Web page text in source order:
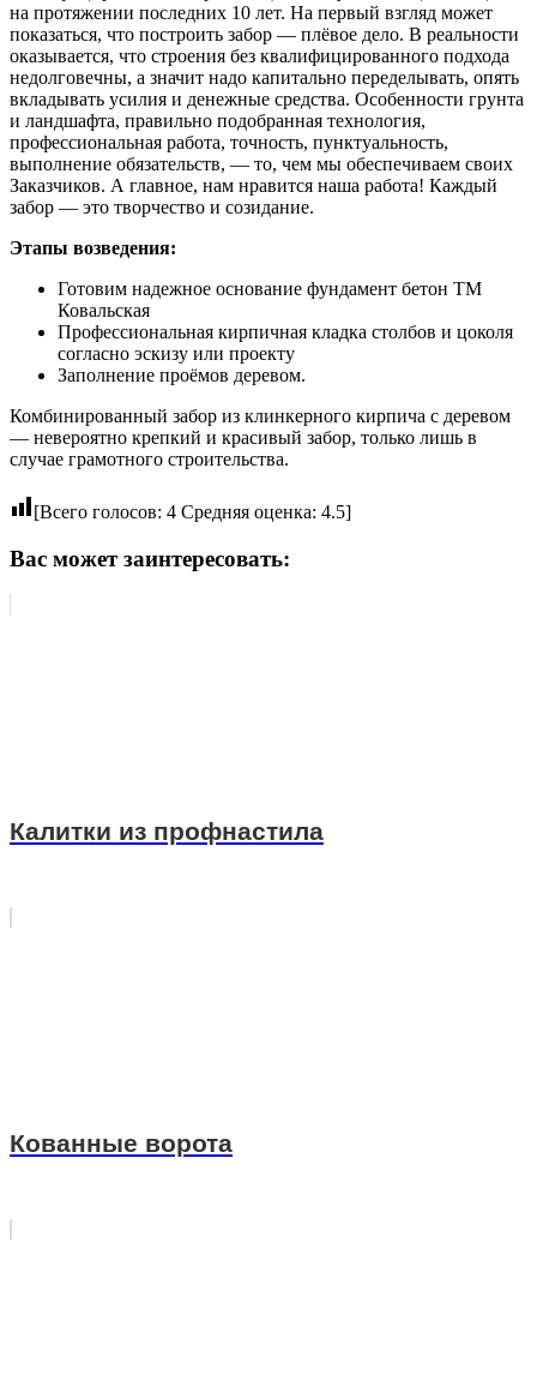
на протяжении последних 10 лет. На первый взгляд может
показаться, что построить забор — плёвое дело. В реальности
оказывается, что строения без квалифицированного подхода
недолговечны, а значит надо капитально переделывать, опять
вкладывать усилия и денежные средства. Особенности грунта
и ландшафта, правильно подобранная технология,
профессиональная работа, точность, пунктуальность,
выполнение обязательств, — то, чем мы обеспечиваем своих
Заказчиков. А главное, нам нравится наша работа! Каждый
забор — это творчество и созидание.
Этапы возведения:
Готовим надежное основание фундамент бетон ТМ
Ковальская
Профессиональная кирпичная кладка столбов и цоколя
согласно эскизу или проекту
Заполнение проёмов деревом.
Комбинированный забор из клинкерного кирпича с деревом
— невероятно крепкий и красивый забор, только лишь в
случае грамотного строительства.
[Всего голосов: 4 Средняя оценка: 4.5]
Вас может заинтересовать:
Калитки из профнастила
Кованные ворота